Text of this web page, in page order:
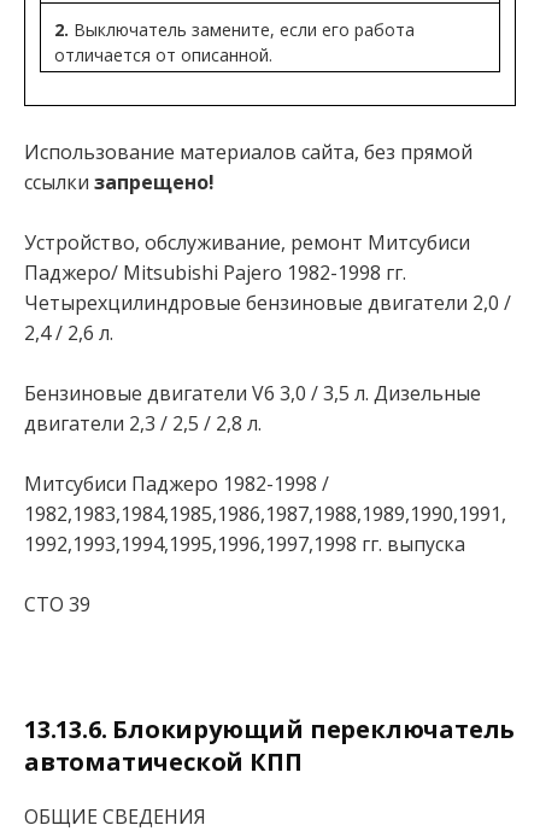
2. Выключатель замените, если его работа
отличается от описанной.
Использование материалов сайта, без прямой
ссылки запрещено!
Устройство, обслуживание, ремонт Митсубиси
Паджеро/ Mitsubishi Pajero 1982-1998 гг.
Четырехцилиндровые бензиновые двигатели 2,0 /
2,4 / 2,6 л.
Бензиновые двигатели V6 3,0 / 3,5 л. Дизельные
двигатели 2,3 / 2,5 / 2,8 л.
Митсубиси Паджеро 1982-1998 /
1982,1983,1984,1985,1986,1987,1988,1989,1990,1991,
1992,1993,1994,1995,1996,1997,1998 гг. выпуска
СТО 39
13.13.6. Блокирующий переключатель
автоматической КПП
ОБЩИЕ СВЕДЕНИЯ